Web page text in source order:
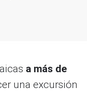
a más de
una excursión